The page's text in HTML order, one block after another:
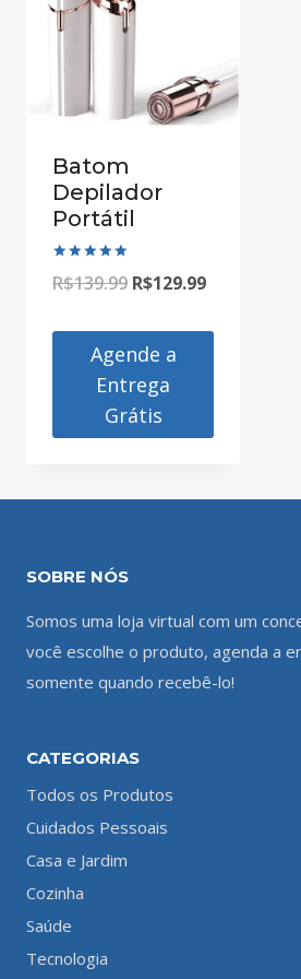
Batom
Depilador
Portátil
5.00
R$139.99 O
original
era:
R$139.99.
R$129.99O
Agende a
Entrega
Grátis
SOBRE NÓS
Somos uma loja virtual com um
você escolhe o produto, agenda a
somente quando recebê-lo!
CATEGORIAS
Todos os Produtos
Cuidados Pessoais
Casa e Jardim
Cozinha
Saúde
Tecnologia